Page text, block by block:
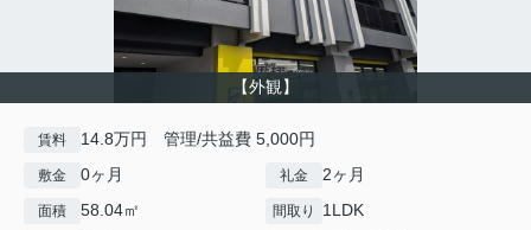
【外観】
賃料 14.8万円 管理/共益費 5,000円
敷金 0ヶ月 礼金 2ヶ月
面積 58.04㎡ 間取り 1LDK